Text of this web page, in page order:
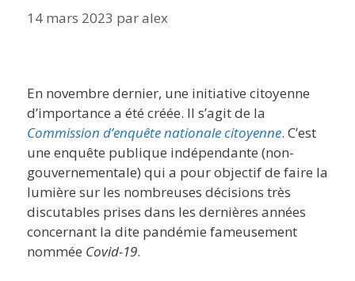
14 mars 2023 paralex
En novembre dernier, une initiative citoyenne
d’importance a été créée. Il s’agit de la
Commission d’enquête nationale citoyenne. C’est
une enquête publique indépendante (non-
gouvernementale) qui a pour objectif de faire la
lumière sur les nombreuses décisions très
discutables prises dans les dernières années
concernant la dite pandémie fameusement
nommée Covid-19.